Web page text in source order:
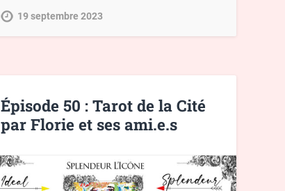
19 septembre 2023
Épisode 50 : Tarot de la Cité
par Florie et ses ami.e.s